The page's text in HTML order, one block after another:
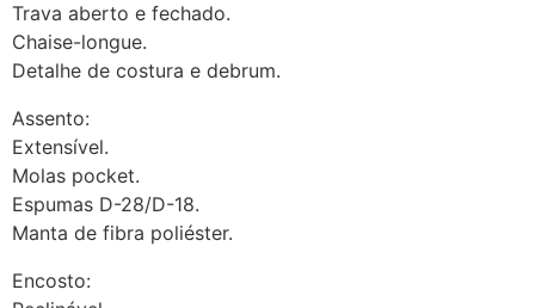
Trava aberto e fechado.
Chaise-longue.
Detalhe de costura e debrum.
Assento:
Extensível.
Molas pocket.
Espumas D-28/D-18.
Manta de fibra poliéster.
Encosto: